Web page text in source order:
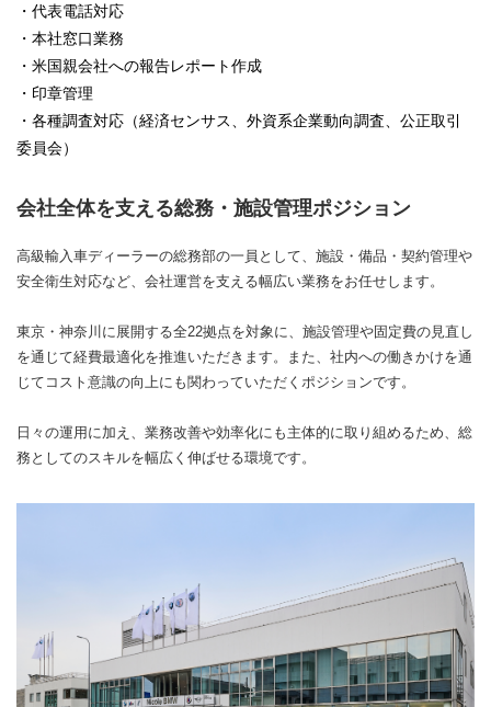
・代表電話対応
・本社窓口業務
・米国親会社への報告レポート作成
・印章管理
・各種調査対応（経済センサス、外資系企業動向調査、公正取引
委員会）
会社全体を支える総務・施設管理ポジション
高級輸入車ディーラーの総務部の一員として、施設・備品・契約管理や
安全衛生対応など、会社運営を支える幅広い業務をお任せします。
東京・神奈川に展開する全22拠点を対象に、施設管理や固定費の見直し
を通じて経費最適化を推進いただきます。また、社内への働きかけを通
じてコスト意識の向上にも関わっていただくポジションです。
日々の運用に加え、業務改善や効率化にも主体的に取り組めるため、総
務としてのスキルを幅広く伸ばせる環境です。